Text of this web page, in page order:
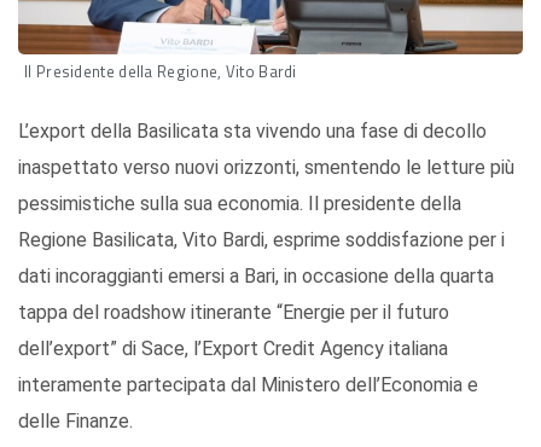
Il Presidente della Regione, Vito Bardi
L’export della Basilicata sta vivendo una fase di decollo
inaspettato verso nuovi orizzonti, smentendo le letture più
pessimistiche sulla sua economia. Il presidente della
Regione Basilicata, Vito Bardi, esprime soddisfazione per i
dati incoraggianti emersi a Bari, in occasione della quarta
tappa del roadshow itinerante “Energie per il futuro
dell’export” di Sace, l’Export Credit Agency italiana
interamente partecipata dal Ministero dell’Economia e
delle Finanze.